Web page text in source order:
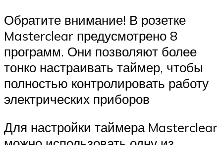
Обратите внимание! В розетке
Masterclear предусмотрено 8
программ. Они позволяют более
тонко настраивать таймер, чтобы
полностью контролировать работу
электрических приборов
Для настройки таймера Masterclear